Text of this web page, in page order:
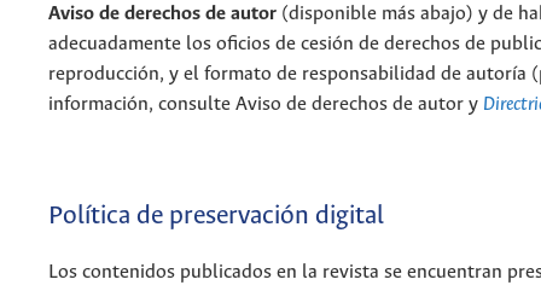
Aviso de derechos de autor (disponible más abajo) y de
adecuadamente los oficios de cesión de derechos de
reproducción, y el formato de responsabilidad de autoría
información, consulte Aviso de derechos de autor y
Política de preservación digital
Los contenidos publicados en la revista se encuentran